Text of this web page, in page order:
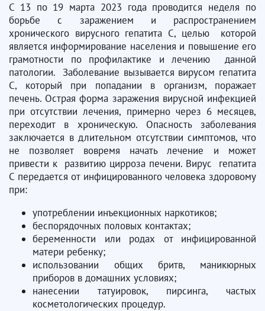
С 13 по 19 марта 2023 года проводится неделя по
борьбе с заражением и распространением
хронического вирусного гепатита С, целью которой
является информирование населения и повышение его
грамотности по профилактике и лечению данной
патологии. Заболевание вызывается вирусом гепатита
С, который при попадании в организм, поражает
печень. Острая форма заражения вирусной инфекцией
при отсутствии лечения, примерно через 6 месяцев,
переходит в хроническую. Опасность заболевания
заключается в длительном отсутствии симптомов, что
не позволяет вовремя начать лечение и может
привести к развитию цирроза печени. Вирус гепатита
С передается от инфицированного человека здоровому
при:
употреблении инъекционных наркотиков;
беспорядочных половых контактах;
беременности или родах от инфицированной
матери ребенку;
использовании общих бритв, маникюрных
приборов в домашних условиях;
нанесении татуировок, пирсинга, частых
косметологических процедур.